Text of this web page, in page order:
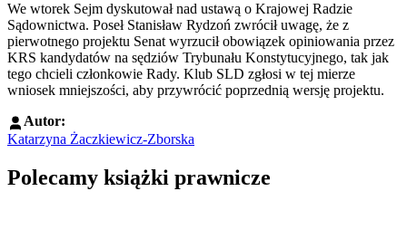
We wtorek Sejm dyskutował nad ustawą o Krajowej Radzie
Sądownictwa. Poseł Stanisław Rydzoń zwrócił uwagę, że z
pierwotnego projektu Senat wyrzucił obowiązek opiniowania przez
KRS kandydatów na sędziów Trybunału Konstytucyjnego, tak jak
tego chcieli członkowie Rady. Klub SLD zgłosi w tej mierze
wniosek mniejszości, aby przywrócić poprzednią wersję projektu.
Autor:
Katarzyna Żaczkiewicz-Zborska
Polecamy książki prawnicze